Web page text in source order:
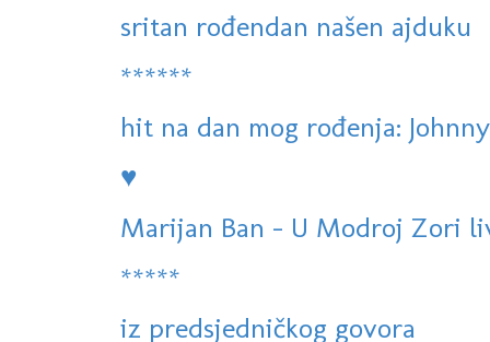
sritan rođendan našen ajduku
******
hit na dan mog rođenja:
♥
Marijan Ban - U Modroj Zori
*****
iz predsjedničkog govora